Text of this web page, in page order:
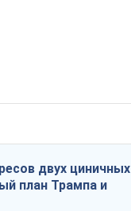
двух циничных
план Трампа и